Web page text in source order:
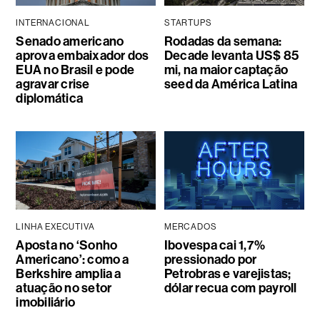
INTERNACIONAL
Senado americano
aprova embaixador dos
EUA no Brasil e pode
agravar crise
diplomática
STARTUPS
Rodadas da semana:
Decade levanta US$ 85
mi, na maior captação
seed da América Latina
LINHA EXECUTIVA
Aposta no ‘Sonho
Americano’: como a
Berkshire amplia a
atuação no setor
imobiliário
MERCADOS
Ibovespa cai 1,7%
pressionado por
Petrobras e varejistas;
dólar recua com payroll